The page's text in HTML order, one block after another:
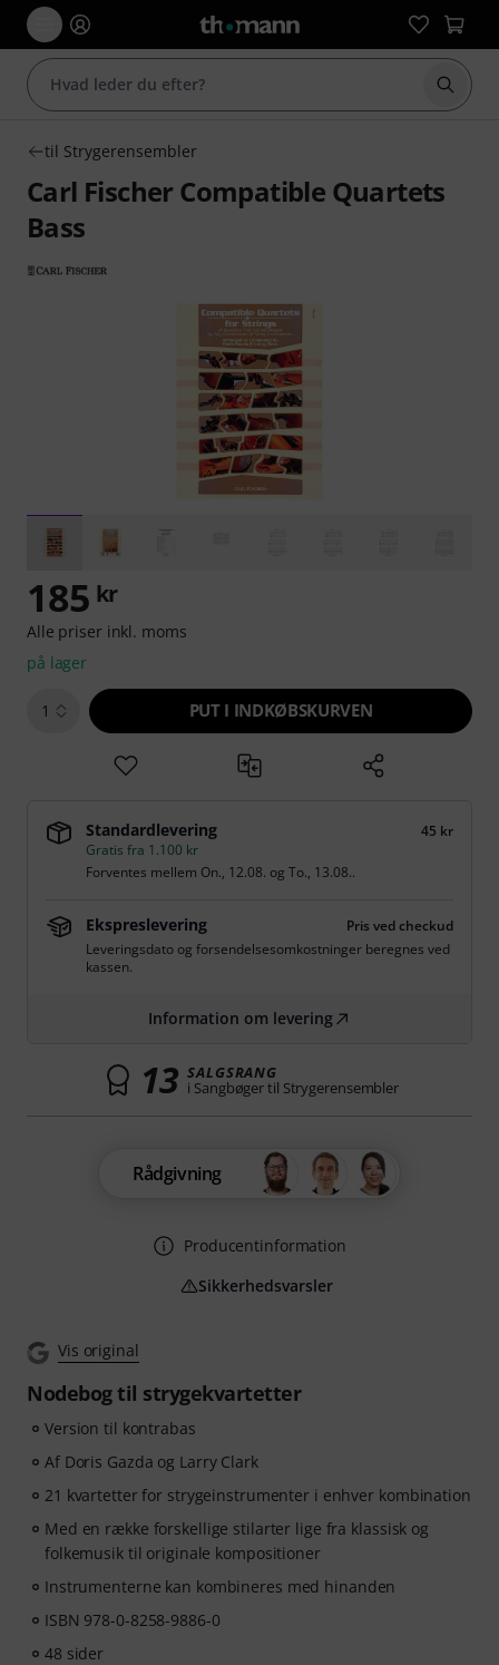
Start
til Strygerensembler
Carl Fischer Compatible Quartets
Bass
Vis original
Nodebog til strygekvartetter
Version til kontrabas
Af Doris Gazda og Larry Clark
21 kvartetter for strygeinstrumenter i enhver kombination
Med en række forskellige stilarter lige fra klassisk og
folkemusik til originale kompositioner
Instrumenterne kan kombineres med hinanden
ISBN 978-0-8258-9886-0
48 sider
185 kr
Alle priser inkl. moms
på lager
1 PUT I INDKØBSKURVEN
Standardlevering
45 kr
Gratis fra 1.100 kr
Forventes mellem On., 12.08. og To., 13.08..
Ekspreslevering
Pris ved checkud
Leveringsdato og forsendelsesomkostninger beregnes ved
kassen.
Information om levering
13 SALGSRANG
i Sangbøger til Strygerensembler
Rådgivning
Producentinformation
Sikkerhedsvarsler